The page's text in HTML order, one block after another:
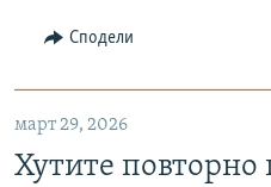
Сподели
март 29, 2026
Хутите повторно